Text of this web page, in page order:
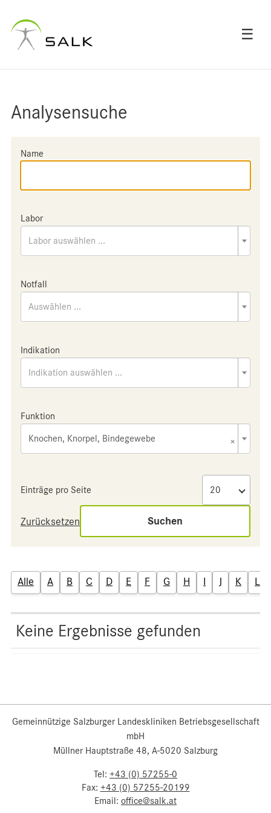
☰
Analysensuche
Name
Labor
Labor auswählen ...
Notfall
Auswählen ...
Indikation
Indikation auswählen ...
Funktion
×
Knochen, Knorpel, Bindegewebe
Einträge pro Seite
Zurücksetzen Suchen
Alle A B C D E F G H I J K L
Keine Ergebnisse gefunden
Gemeinnützige Salzburger Landeskliniken Betriebsgesellschaft
mbH
Müllner Hauptstraße 48, A-5020 Salzburg
Tel: +43 (0) 57255-0
Fax: +43 (0) 57255-20199
Email: office@salk.at